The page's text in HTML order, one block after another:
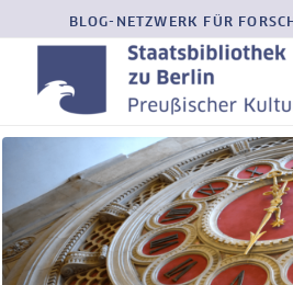
BLOG-NETZWERK FÜR